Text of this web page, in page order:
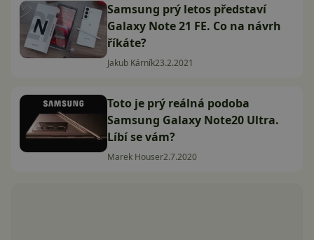
Samsung prý letos představí
Galaxy Note 21 FE. Co na návrh
říkáte?
Jakub Kárník23.2.2021
Toto je prý reálná podoba
Samsung Galaxy Note20 Ultra.
Líbí se vám?
Marek Houser2.7.2020